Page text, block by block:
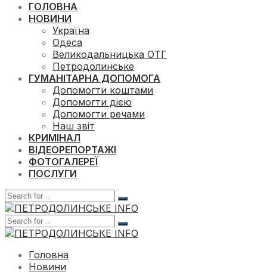
ГОЛОВНА
НОВИНИ
Україна
Одеса
Великодальницька ОТГ
Петродолинське
ГУМАНІТАРНА ДОПОМОГА
Допомогти коштами
Допомогти дією
Допомогти речами
Наш звіт
КРИМІНАЛ
ВІДЕОРЕПОРТАЖІ
ФОТОГАЛЕРЕЇ
ПОСЛУГИ
Головна
Новини